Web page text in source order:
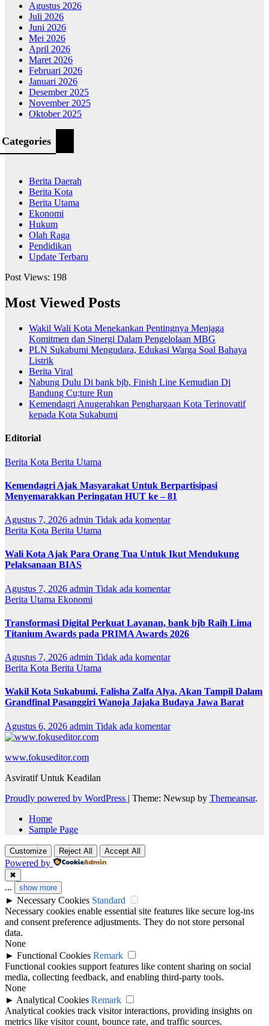
Agustus 2026
Juli 2026
Juni 2026
Mei 2026
April 2026
Maret 2026
Februari 2026
Januari 2026
Desember 2025
November 2025
Oktober 2025
Categories
Berita Daerah
Berita Kota
Berita Utama
Ekonomi
Hukum
Olah Raga
Pendidikan
Update Terbaru
Post Views: 198
Most Viewed Posts
Wakil Wali Kota Menekankan Pentingnya Menjaga
Komitmen dan Sinergi Dalam Pengelolaan MBG
PLN Sukabumi Mengudara, Edukasi Warga Soal Bahaya
Listrik
Berita Viral
Nabung Dulu Di bank bjb, Finish Line Kemudian Di
Bandung Cu;ture Run
Kemendagri Anugerahkan Penghargaan Kota Terinovatif
kepada Kota Sukabumi
Editorial
Berita Kota Berita Utama
Kemendagri Ajak Masyarakat Untuk Berpartisipasi
Menyemarakkan Peringatan HUT ke – 81
Agustus 7, 2026 admin Tidak ada komentar
Berita Kota Berita Utama
Wali Kota Ajak Para Orang Tua Untuk Ikut Mendukung
Pelaksanaan BIAS
Agustus 7, 2026 admin Tidak ada komentar
Berita Utama Ekonomi
Transformasi Digital Perkuat Layanan, bank bjb Raih Lima
Titanium Awards pada PRIMA Awards 2026
Agustus 7, 2026 admin Tidak ada komentar
Berita Kota Berita Utama
Wakil Kota Sukabumi, Falisha Zalfa Alya, Akan Tampil Dalam
Grandfinal Pasanggiri Wanoja Jajaka Budaya Jawa Barat
Agustus 6, 2026 admin Tidak ada komentar
www.fokuseditor.com
Asviratif Untuk Keadilan
Proudly powered by WordPress | Theme: Newsup by Themeansar.
Home
Sample Page
Customize Reject All Accept All
Powered by
✖
... show more
► Necessary Cookies Standard
Necessary cookies enable essential site features like secure log-ins
and consent preference adjustments. They do not store personal
data.
None
► Functional Cookies Remark
Functional cookies support features like content sharing on social
media, collecting feedback, and enabling third-party tools.
None
► Analytical Cookies Remark
Analytical cookies track visitor interactions, providing insights on
metrics like visitor count, bounce rate, and traffic sources.